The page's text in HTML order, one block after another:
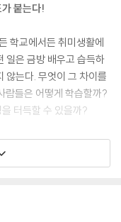
하는 법/ 성공적인 탈학
극복할 수 있을까?/ 두려
는 4가지 전략/ 무엇이든
가 붙는다!
학교에서든 취미생활에
일은 금방 배우고 습득하
않는다. 무엇이 그 차이를
람들은 어떻게 학습할까?
터득할 수 있을까?
득하는 초학습법으로
으킨 스콧 영이 5년 만에
닝』을 뛰어넘는 좋은